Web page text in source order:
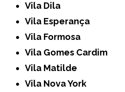
Vila Dila
Vila Esperança
Vila Formosa
Vila Gomes Cardim
Vila Matilde
Vila Nova York